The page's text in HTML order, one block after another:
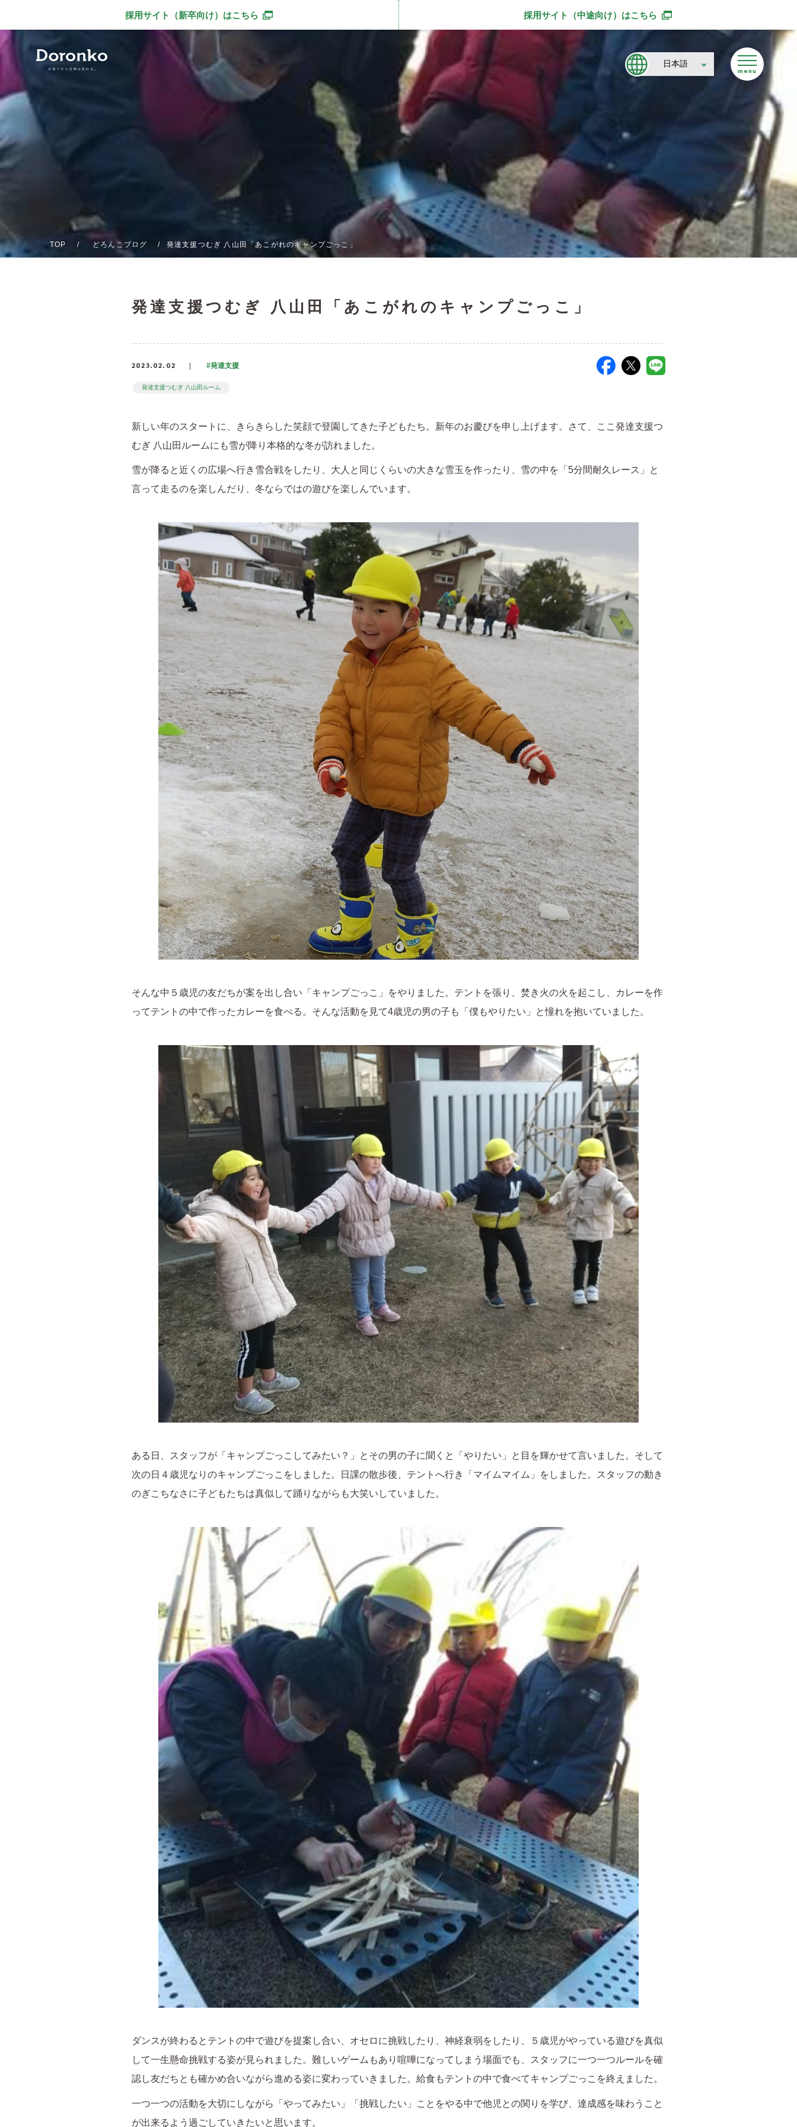
採用サイト（新卒向け） はこちら
別ウィンドウで開きます 採用サイト（中途向け） はこちら
別ウィンドウで開きます
日本語
TOP どろんこブログ 発達支援つむぎ 八山田「あこがれのキャンプごっこ」
発達支援つむぎ 八山田「あこがれのキャンプごっこ」
2023.02.02 #発達支援
発達支援つむぎ 八山田ルーム
新しい年のスタートに、きらきらした笑顔で登園してきた子どもたち。新年のお慶びを申し上げます。さて、ここ発達支援つ
むぎ 八山田ルームにも雪が降り本格的な冬が訪れました。
雪が降ると近くの広場へ行き雪合戦をしたり、大人と同じくらいの大きな雪玉を作ったり、雪の中を「5分間耐久レース」と
言って走るのを楽しんだり、冬ならではの遊びを楽しんでいます。
そんな中５歳児の友だちが案を出し合い「キャンプごっこ」をやりました。テントを張り、焚き火の火を起こし、カレーを作
ってテントの中で作ったカレーを食べる。そんな活動を見て4歳児の男の子も「僕もやりたい」と憧れを抱いていました。
ある日、スタッフが「キャンプごっこしてみたい？」とその男の子に聞くと「やりたい」と目を輝かせて言いました。そして
次の日４歳児なりのキャンプごっこをしました。日課の散歩後、テントへ行き「マイムマイム」をしました。スタッフの動き
のぎこちなさに子どもたちは真似して踊りながらも大笑いしていました。
ダンスが終わるとテントの中で遊びを提案し合い、オセロに挑戦したり、神経衰弱をしたり、５歳児がやっている遊びを真似
して一生懸命挑戦する姿が見られました。難しいゲームもあり喧嘩になってしまう場面でも、スタッフに一つ一つルールを確
認し友だちとも確かめ合いながら進める姿に変わっていきました。給食もテントの中で食べてキャンプごっこを終えました。
一つ一つの活動を大切にしながら「やってみたい」「挑戦したい」ことをやる中で他児との関りを学び、達成感を味わうこと
が出来るよう過ごしていきたいと思います。